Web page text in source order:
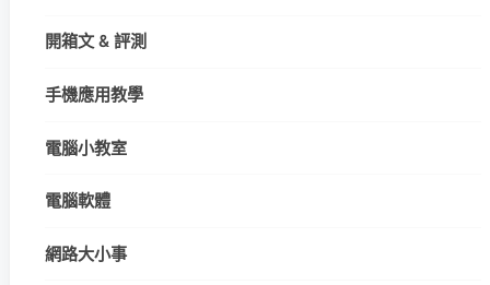
開箱文 & 評測
手機應用教學
電腦小教室
電腦軟體
網路大小事